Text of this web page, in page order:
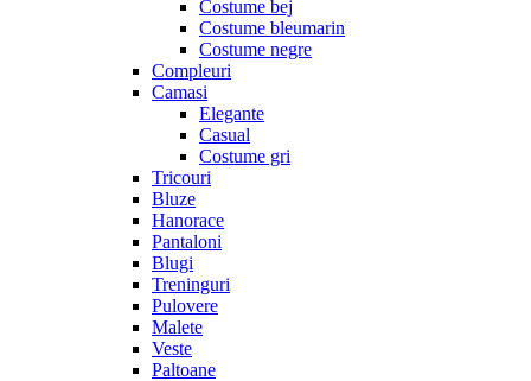
Costume bej
Costume bleumarin
Costume negre
Compleuri
Camasi
Elegante
Casual
Costume gri
Tricouri
Bluze
Hanorace
Pantaloni
Blugi
Treninguri
Pulovere
Malete
Veste
Paltoane